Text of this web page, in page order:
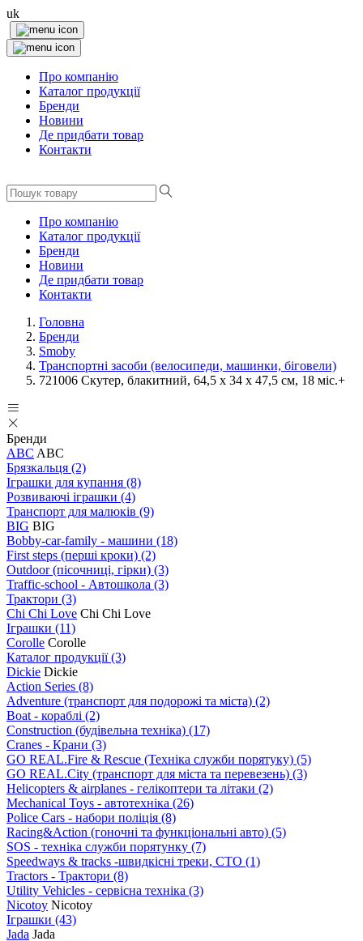
uk
Про компанію
Каталог продукції
Бренди
Новини
Де придбати товар
Контакти
Про компанію
Каталог продукції
Бренди
Новини
Де придбати товар
Контакти
Головна
Бренди
Smoby
Транспортні засоби (велосипеди, машинки, біговели)
721006 Скутер, блакитний, 64,5 x 34 x 47,5 см, 18 міс.+
Бренди
ABC ABC
Брязкальця (2)
Іграшки для купання (8)
Розвиваючі іграшки (4)
Транспорт для малюків (9)
BIG BIG
Bobby-car-family - машини (18)
First steps (перші кроки) (2)
Outdoor (пісочниці, гірки) (3)
Traffic-school - Автошкола (3)
Трактори (3)
Chi Chi Love Chi Chi Love
Іграшки (11)
Corolle Corolle
Каталог продукції(3)
Dickie Dickie
Action Series (8)
Adventure (транспорт для подорожі та міста) (2)
Boat - кораблі (2)
Construction (будівельна техніка) (17)
Cranes - Крани (3)
GO REAL.Fire & Rescue (Техніка служби порятуку) (5)
GO REAL.City (транспорт для міста та перевезень) (3)
Helicopters & airplanes - гелікоптери та літаки (2)
Mechanical Toys - автотехніка (26)
Police Cars - набори поліція (8)
Racing&Action (гоночні та функціональні авто) (5)
SOS - техніка служби порятунку (7)
Speedways & tracks -швидкісні треки, СТО (1)
Tractors - Трактори (8)
Utility Vehicles - сервісна техніка (3)
Nicotoy Nicotoy
Іграшки (43)
Jada Jada